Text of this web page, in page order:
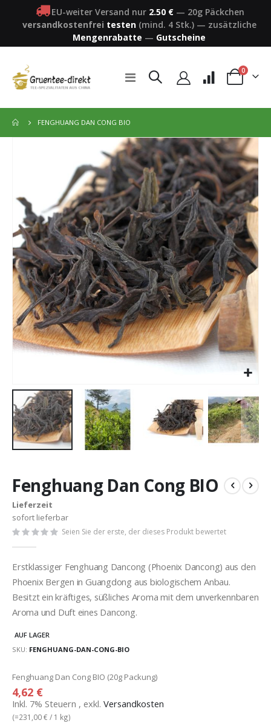
EU-weiter Versand nur 2.50 € — 20g Päckchen
versandkostenfrei testen(mind. 4 Stk.)— zusätzliche
Mengenrabatte — Gutscheine
Navigation
umschalten
Warenkorb
0Artikel
FENGHUANG DAN CONG BIO
der
Bildergalerie
springen
Fenghuang Dan Cong BIO
Lieferzeit
sofort lieferbar
Seien Sie der erste, der dieses Produkt bewertet
Erstklassiger Fenghuang Dancong (Phoenix Dancong) aus den
Phoenix Bergen in Guangdong aus biologischem Anbau.
Besitzt ein kräftiges, süßliches Aroma mit dem unverkennbaren
Aroma und Duft eines Dancong.
AUF LAGER
SKU FENGHUANG-DAN-CONG-BIO
Gruppiert
Produkte
-
Artikel
Fenghuang Dan Cong BIO (20g Packung)
4,62 €
Inkl. 7% Steuern , exkl. Versandkosten
(=231,00 € / 1 kg)